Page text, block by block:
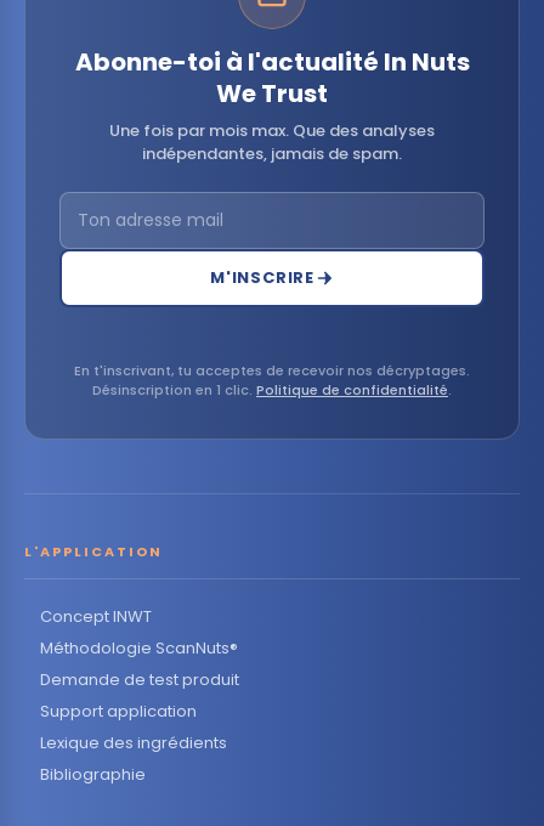
Abonne-toi à l'actualité In Nuts
We Trust
Une fois par mois max. Que des analyses
indépendantes, jamais de spam.
M'INSCRIRE
En t'inscrivant, tu acceptes de recevoir nos décryptages.
Désinscription en 1 clic. Politique de confidentialité.
L'APPLICATION
Concept INWT
Méthodologie ScanNuts®
Demande de test produit
Support application
Lexique des ingrédients
Bibliographie